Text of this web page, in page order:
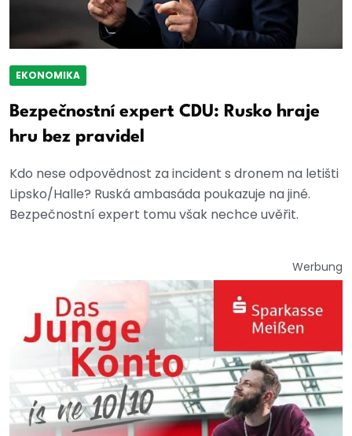
EKONOMIKA
Bezpečnostní expert CDU: Rusko hraje
hru bez pravidel
Kdo nese odpovědnost za incident s dronem na letišti
Lipsko/Halle? Ruská ambasáda poukazuje na jiné.
Bezpečnostní expert tomu však nechce uvěřit.
Werbung